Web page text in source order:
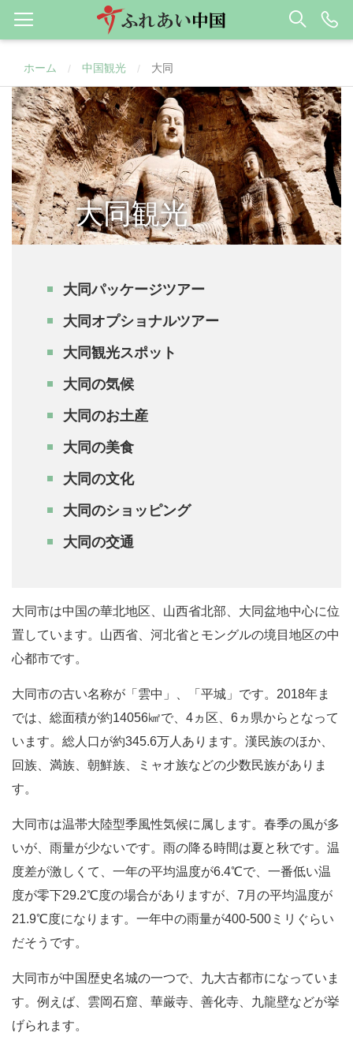
ホーム / 中国観光 / 大同
大同観光
大同パッケージツアー
大同オプショナルツアー
大同観光スポット
大同の気候
大同のお土産
大同の美食
大同の文化
大同のショッピング
大同の交通
大同市は中国の華北地区、山西省北部、大同盆地中心に位
置しています。山西省、河北省とモングルの境目地区の中
心都市です。
大同市の古い名称が「雲中」、「平城」です。2018年ま
では、総面積が約14056㎢で、4ヵ区、6ヵ県からとなって
います。総人口が約345.6万人あります。漢民族のほか、
回族、満族、朝鮮族、ミャオ族などの少数民族がありま
す。
大同市は温帯大陸型季風性気候に属します。春季の風が多
いが、雨量が少ないです。雨の降る時間は夏と秋です。温
度差が激しくて、一年の平均温度が6.4℃で、一番低い温
度が零下29.2℃度の場合がありますが、7月の平均温度が
21.9℃度になります。一年中の雨量が400-500ミリぐらい
だそうです。
大同市が中国歴史名城の一つで、九大古都市になっていま
す。例えば、雲岡石窟、華厳寺、善化寺、九龍壁などが挙
げられます。